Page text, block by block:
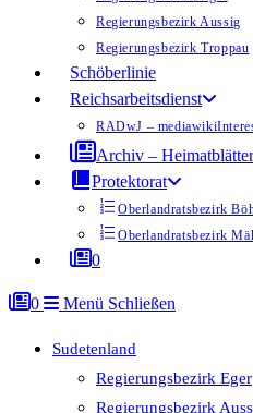
Regierungsbezirk Aussig
Regierungsbezirk Troppau
Schöberlinie
Reichsarbeitsdienst
RADwJ – mediawiki
Archiv – Heimatblätter
Protektorat
Oberlandratsbezirk
Oberlandratsbezirk
0
0 Menü Schließen
Sudetenland
Regierungsbezirk Eger
Regierungsbezirk